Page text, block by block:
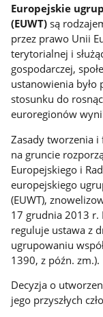
Europejskie
(EUWT) są
przez prawo Unii
terytorialnej i
gospodarczej,
ustanowienia było
stosunku do
euroregionów
Zasady tworzenia i
na gruncie
Europejskiego i
europejskiego
(EUWT),
17 grudnia 2013 r.
reguluje ustawa z
ugrupowaniu
1390, z późn. zm.).
Decyzja o
jego przyszłych